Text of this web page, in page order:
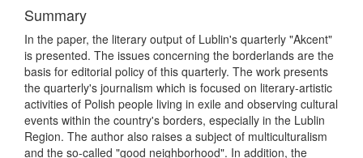
Summary
In the paper, the literary output of Lublin's quarterly "Akcent"
is presented. The issues concerning the borderlands are the
basis for editorial policy of this quarterly. The work presents
the quarterly's journalism which is focused on literary-artistic
activities of Polish people living in exile and observing cultural
events within the country's borders, especially in the Lublin
Region. The author also raises a subject of multiculturalism
and the so-called "good neighborhood". In addition, the